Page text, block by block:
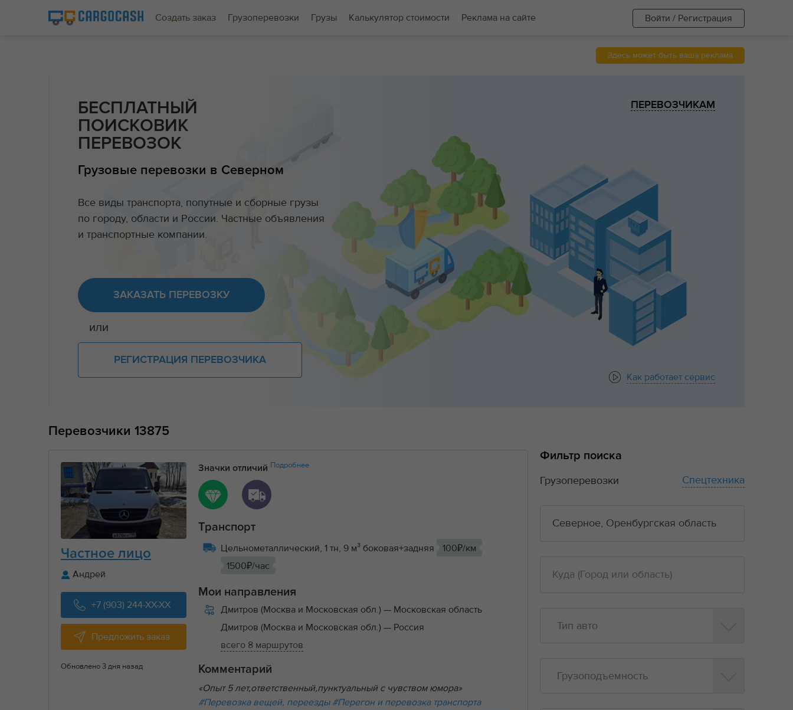
Создать заказ Грузоперевозки Грузы Калькулятор стоимости Реклама на сайте Войти / Регистрация
Здесь может быть ваша реклама
БЕСПЛАТНЫЙ
ПОИСКОВИК
ПЕРЕВОЗОК
Грузовые перевозки в Северном
Все виды транспорта, попутные и сборные грузы
по городу, области и России. Частные объявления
и транспортные компании.
ЗАКАЗАТЬ ПЕРЕВОЗКУ
или
РЕГИСТРАЦИЯ ПЕРЕВОЗЧИКА
ПЕРЕВОЗЧИКАМ
Как работает сервис
Перевозчики 13875
Частное лицо
Андрей
+7 (903) 244-XX-XX
Предложить заказ
Обновлено 3 дня назад
Значки отличий Подробнее
Транспорт
Цельнометаллический, 1 тн, 9 м³ боковая+задняя
100₽/км
1500₽/час
Мои направления
Дмитров (Москва и Московская обл.)— Московская область
Дмитров (Москва и Московская обл.)— Россия
всего 8 маршрутов
Комментарий
«Опыт 5 лет,ответственный,пунктуальный с чувством юмора»
#Перевозка вещей, переезды #Перегон и перевозка транспорта
Фильтр поиска
Грузоперевозки Спецтехника
Тип авто
Грузоподъемность